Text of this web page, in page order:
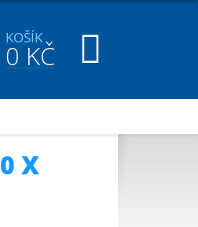
KOŠÍK
0 KČ
X